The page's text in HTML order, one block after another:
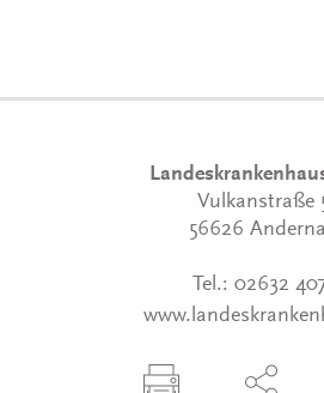
Vulkanstraße
56626
Tel.: 02632